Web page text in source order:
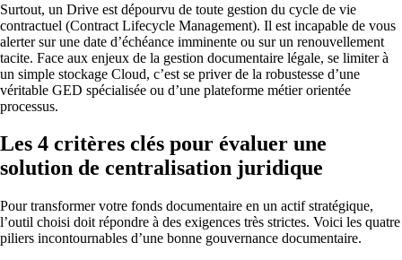
Surtout, un Drive est dépourvu de toute gestion du cycle de vie
contractuel (Contract Lifecycle Management). Il est incapable de vous
alerter sur une date d’échéance imminente ou sur un renouvellement
tacite. Face aux enjeux de la gestion documentaire légale, se limiter à
un simple stockage Cloud, c’est se priver de la robustesse d’une
véritable GED spécialisée ou d’une plateforme métier orientée
processus.
Les 4 critères clés pour évaluer une
solution de centralisation juridique
Pour transformer votre fonds documentaire en un actif stratégique,
l’outil choisi doit répondre à des exigences très strictes. Voici les quatre
piliers incontournables d’une bonne gouvernance documentaire.